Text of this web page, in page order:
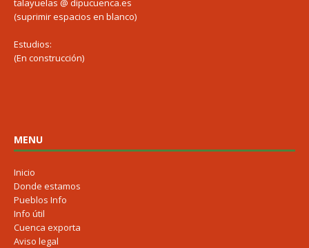
talayuelas @ dipucuenca.es
(suprimir espacios en blanco)
Estudios:
(En construcción)
MENU
Inicio
Donde estamos
Pueblos Info
Info útil
Cuenca exporta
Aviso legal